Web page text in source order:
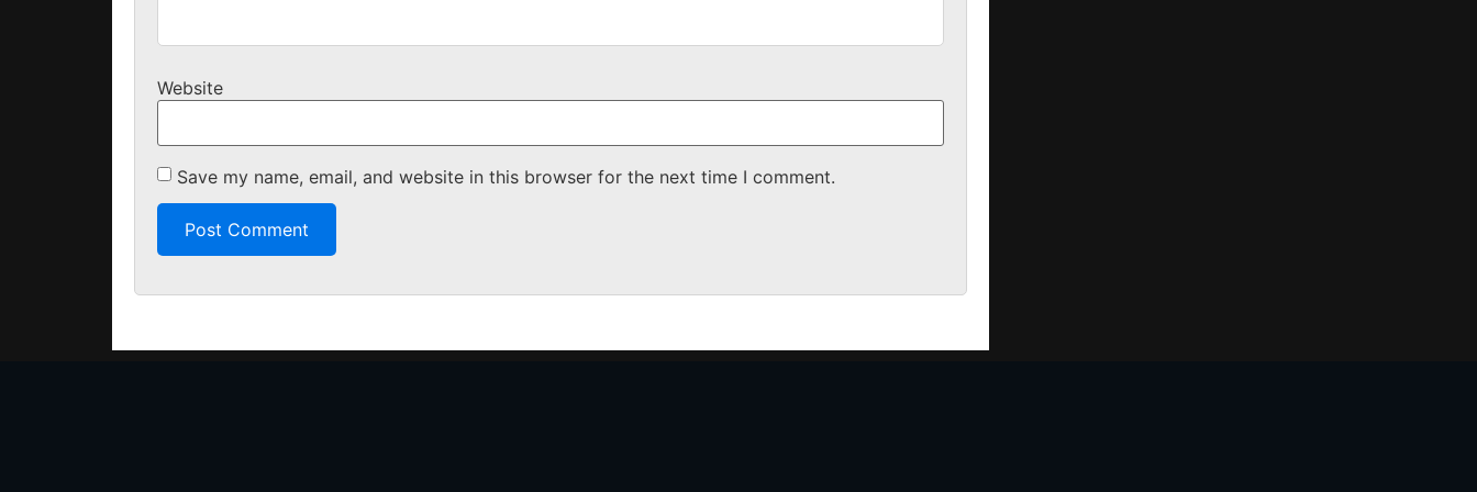
Website
Save my name, email, and website in this browser for the next time I comment.